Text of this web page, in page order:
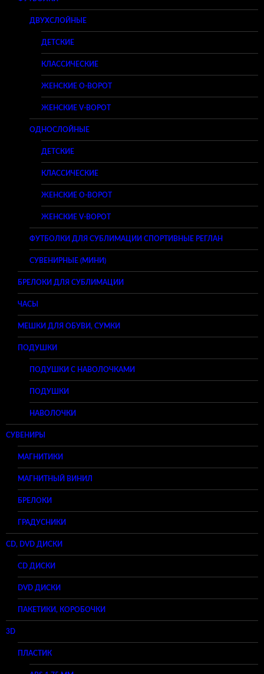
ДВУХСЛОЙНЫЕ
ДЕТСКИЕ
КЛАССИЧЕСКИЕ
ЖЕНСКИЕ O-ВОРОТ
ЖЕНСКИЕ V-ВОРОТ
ОДНОСЛОЙНЫЕ
ДЕТСКИЕ
КЛАССИЧЕСКИЕ
ЖЕНСКИЕ O-ВОРОТ
ЖЕНСКИЕ V-ВОРОТ
ФУТБОЛКИ ДЛЯ СУБЛИМАЦИИ СПОРТИВНЫЕ РЕГЛАН
СУВЕНИРНЫЕ (МИНИ)
БРЕЛОКИ ДЛЯ СУБЛИМАЦИИ
ЧАСЫ
МЕШКИ ДЛЯ ОБУВИ, СУМКИ
ПОДУШКИ
ПОДУШКИ С НАВОЛОЧКАМИ
ПОДУШКИ
НАВОЛОЧКИ
СУВЕНИРЫ
МАГНИТИКИ
МАГНИТНЫЙ ВИНИЛ
БРЕЛОКИ
ГРАДУСНИКИ
CD, DVD ДИСКИ
CD ДИСКИ
DVD ДИСКИ
ПАКЕТИКИ, КОРОБОЧКИ
3D
ПЛАСТИК